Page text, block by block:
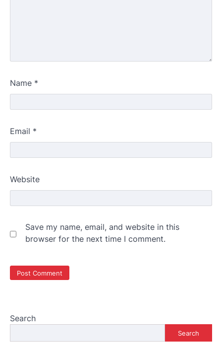
Name *
Email *
Website
Save my name, email, and website in this
browser for the next time I comment.
Search
Search